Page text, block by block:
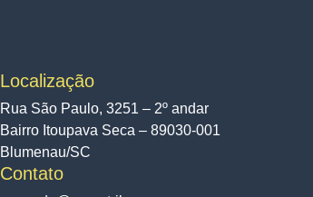
Localização
Rua São Paulo, 3251 – 2º andar
Bairro Itoupava Seca – 89030-001
Blumenau/SC
Contato